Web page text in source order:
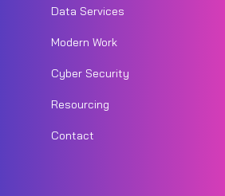
Data Services
Modern Work
Cyber Security
Resourcing
Contact